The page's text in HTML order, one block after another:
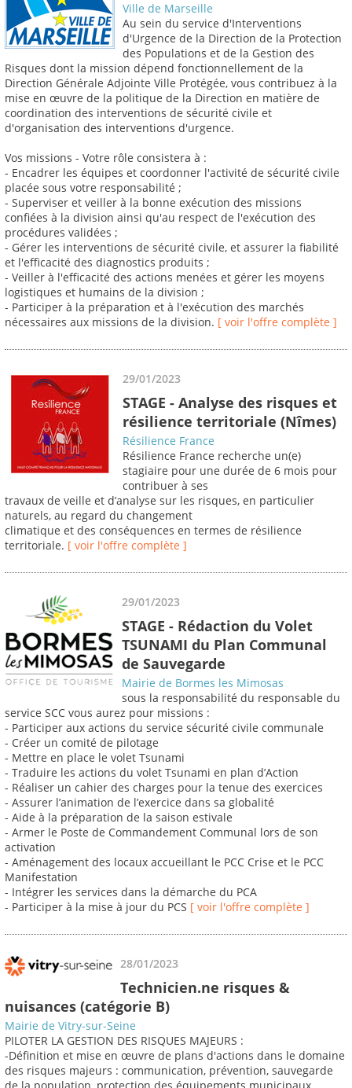
Ville de Marseille
Au sein du service d'Interventions
d'Urgence de la Direction de la Protection
des Populations et de la Gestion des
Risques dont la mission dépend fonctionnellement de la
Direction Générale Adjointe Ville Protégée, vous contribuez à la
mise en œuvre de la politique de la Direction en matière de
coordination des interventions de sécurité civile et
d'organisation des interventions d'urgence.
Vos missions - Votre rôle consistera à :
- Encadrer les équipes et coordonner l'activité de sécurité civile
placée sous votre responsabilité ;
- Superviser et veiller à la bonne exécution des missions
confiées à la division ainsi qu'au respect de l'exécution des
procédures validées ;
- Gérer les interventions de sécurité civile, et assurer la fiabilité
et l'efficacité des diagnostics produits ;
- Veiller à l'efficacité des actions menées et gérer les moyens
logistiques et humains de la division ;
- Participer à la préparation et à l'exécution des marchés
nécessaires aux missions de la division. [ voir l'offre complète ]
29/01/2023
STAGE - Analyse des risques et
résilience territoriale (Nîmes)
Résilience France
Résilience France recherche un(e)
stagiaire pour une durée de 6 mois pour
contribuer à ses
travaux de veille et d’analyse sur les risques, en particulier
naturels, au regard du changement
climatique et des conséquences en termes de résilience
territoriale. [ voir l'offre complète ]
29/01/2023
STAGE - Rédaction du Volet
TSUNAMI du Plan Communal
de Sauvegarde
Mairie de Bormes les Mimosas
sous la responsabilité du responsable du
service SCC vous aurez pour missions :
- Participer aux actions du service sécurité civile communale
- Créer un comité de pilotage
- Mettre en place le volet Tsunami
- Traduire les actions du volet Tsunami en plan d’Action
- Réaliser un cahier des charges pour la tenue des exercices
- Assurer l’animation de l’exercice dans sa globalité
- Aide à la préparation de la saison estivale
- Armer le Poste de Commandement Communal lors de son
activation
- Aménagement des locaux accueillant le PCC Crise et le PCC
Manifestation
- Intégrer les services dans la démarche du PCA
- Participer à la mise à jour du PCS [ voir l'offre complète ]
28/01/2023
Technicien.ne risques &
nuisances (catégorie B)
Mairie de Vitry-sur-Seine
PILOTER LA GESTION DES RISQUES MAJEURS :
-Définition et mise en œuvre de plans d'actions dans le domaine
des risques majeurs : communication, prévention, sauvegarde